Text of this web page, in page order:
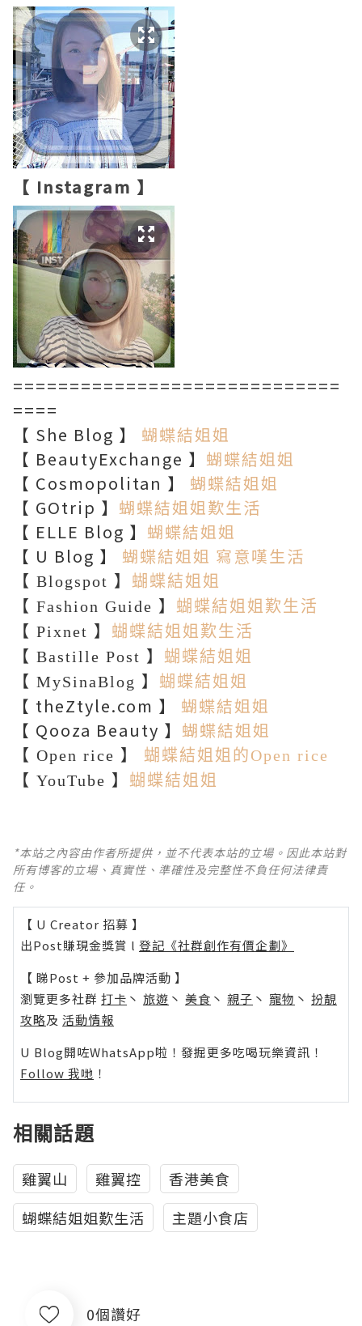
【 Instagram 】
=============================
====
【 She Blog 】 蝴蝶結姐姐
【 BeautyExchange 】 蝴蝶結姐姐
【 Cosmopolitan 】 蝴蝶結姐姐
【 GOtrip 】 蝴蝶結姐姐歎生活
【 ELLE Blog 】 蝴蝶結姐姐
【 U Blog 】 蝴蝶結姐姐 寫意嘆生活
【 Blogspot 】 蝴蝶結姐姐
【 Fashion Guide 】 蝴蝶結姐姐歎生活
【 Pixnet 】 蝴蝶結姐姐歎生活
【 Bastille Post 】 蝴蝶結姐姐
【 MySinaBlog 】 蝴蝶結姐姐
【 theZtyle.com 】 蝴蝶結姐姐
【 Qooza Beauty 】 蝴蝶結姐姐
【 Open rice 】 蝴蝶結姐姐的Open rice
【 YouTube 】 蝴蝶結姐姐
*本站之內容由作者所提供，並不代表本站的立場。因此本站對
所有博客的立場、真實性、準確性及完整性不負任何法律責
任。
【 U Creator 招募 】
出Post賺現金獎賞 l 登記《社群創作有價企劃》
【 睇Post + 參加品牌活動 】
瀏覽更多社群 打卡 丶 旅遊 丶 美食 丶 親子 丶 寵物 丶 扮靚
攻略及 活動情報
U Blog開咗WhatsApp啦！發掘更多吃喝玩樂資訊！
Follow 我哋 ！
相關話題
雞翼山 雞翼控
香港美食
蝴蝶結姐姐歎生活
主題小食店
0個讚好